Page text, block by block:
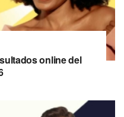
online del